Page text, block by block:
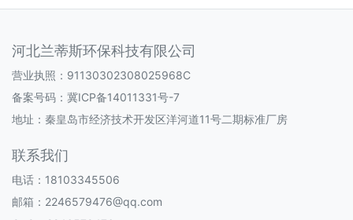
河北兰蒂斯环保科技有限公司
营业执照：91130302308025968C
备案号码： 冀ICP备14011331号-7
地址：秦皇岛市经济技术开发区洋河道11号二期标准厂房
联系我们
电话：18103345506
邮箱：2246579476@qq.com